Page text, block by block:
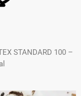
STANDARD 100 –